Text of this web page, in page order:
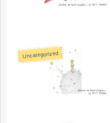
Uncategorized